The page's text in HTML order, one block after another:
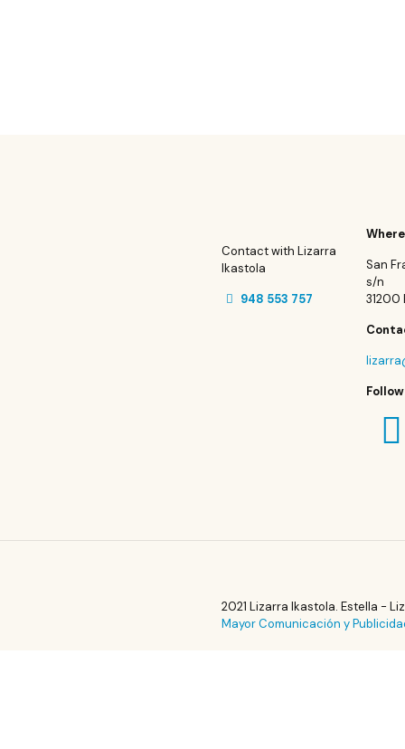
Contact with Lizarra
Ikastola
948 553 757
San
s/n
31200
2021 Lizarra Ikastola. Estella -
Mayor Comunicación y